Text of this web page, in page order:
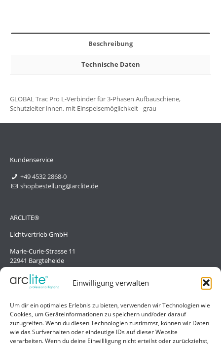
Einwilligung verwalten
Um dir ein optimales Erlebnis zu bieten, verwenden wir Technologien wie
Cookies, um Geräteinformationen zu speichern und/oder darauf
zuzugreifen. Wenn du diesen Technologien zustimmst, können wir Daten
wie das Surfverhalten oder eindeutige IDs auf dieser Website
verarbeiten. Wenn du deine Einwillligung nicht erteilst oder zurückziehst,
Beschreibung
Technische Daten
GLOBAL Trac Pro L-Verbinder für 3-Phasen Aufbauschiene,
Schutzleiter innen, mit Einspeisemöglichkeit - grau
Kundenservice
+49 4532 2868-0
shopbestellung@arclite.de
ARCLITE®
Lichtvertrieb GmbH
Marie-Curie-Strasse 11
22941 Bargteheide
Deutschland/Germany
Hilfe
Liefer- und Zahlungsbedingungen
Kontakt